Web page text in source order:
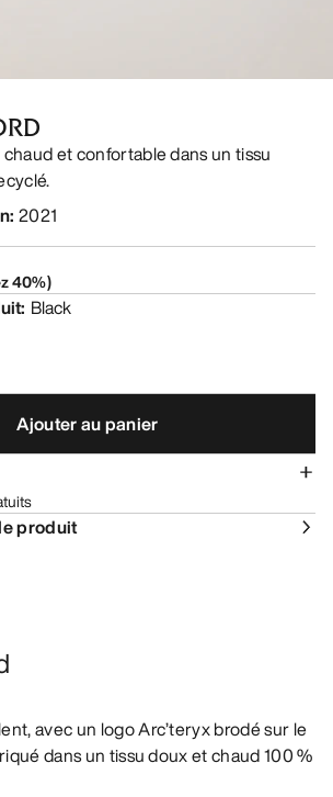
et confortable dans un tissu
: 2021
40%)
: Black
Ajouter au panier
produit
avec un logo Arc’teryx brodé sur le
dans un tissu doux et chaud 100 %